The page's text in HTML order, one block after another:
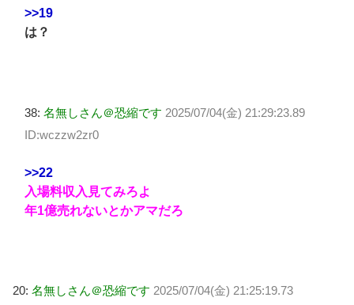
>>19
は？
38: 名無しさん＠恐縮です 2025/07/04(金) 21:29:23.89
ID:wczzw2zr0
>>22
入場料収入見てみろよ
年1億売れないとかアマだろ
20: 名無しさん＠恐縮です 2025/07/04(金) 21:25:19.73